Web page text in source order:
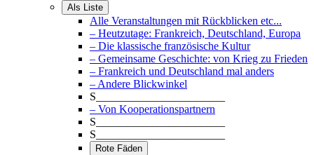
Als Liste
Alle Veranstaltungen mit Rückblicken etc...
– Heutzutage: Frankreich, Deutschland, Europa
– Die klassische französische Kultur
– Gemeinsame Geschichte: von Krieg zu Frieden
– Frankreich und Deutschland mal anders
– Andere Blickwinkel
S_______________________
– Von Kooperationspartnern
S_______________________
S_______________________
Rote Fäden